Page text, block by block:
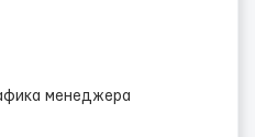
менеджера